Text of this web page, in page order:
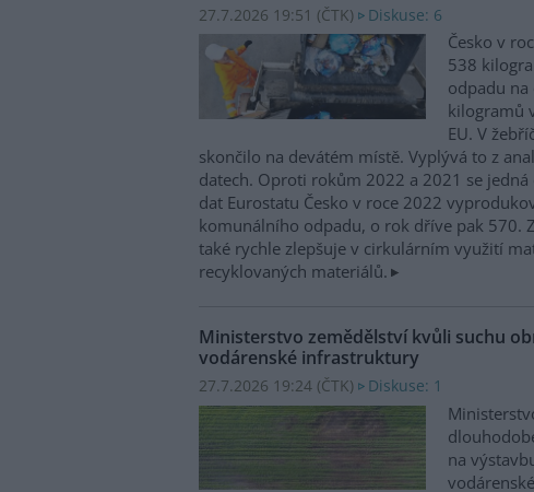
27.7.2026 19:51 (ČTK) Diskuse: 6
Česko v
538
odpadu na
kilogramů
EU. V
skončilo na devátém místě. Vyplývá to z
datech. Oproti rokům 2022 a 2021 se
dat Eurostatu Česko v roce 2022
komunálního odpadu, o rok dříve pak 570.
také rychle zlepšuje v cirkulárním využití
recyklovaných materiálů.
Ministerstvo zemědělství kvůli suchu
vodárenské infrastruktury
27.7.2026 19:24 (ČTK) Diskuse: 1
na